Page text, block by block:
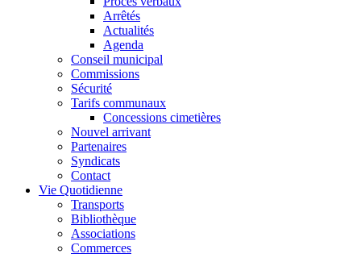
Arrêtés
Actualités
Agenda
Conseil municipal
Commissions
Sécurité
Tarifs communaux
Concessions cimetières
Nouvel arrivant
Partenaires
Syndicats
Contact
Vie Quotidienne
Transports
Bibliothèque
Associations
Commerces